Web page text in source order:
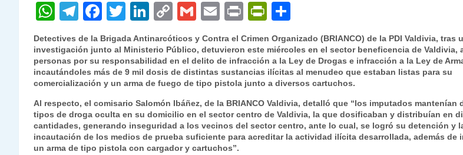
W
h
at
s
A
p
p
T
el
e
gr
a
m
F
a
c
e
b
o
o
k
T
w
itt
er
Li
k
e
dI
n
C
o
p
y
Li
n
k
G
m
ai
l
E
m
ai
l
P
ri
nt
P
ri
nt
Fr
ie
n
dl
y
o
m
p
ar
tir
Detectives de la Brigada Antinarcóticos y Contra el Crimen Organizado (BRIANCO) de la PDI Valdivia, tras
investigación junto al Ministerio Público, detuvieron este miércoles en el sector beneficencia de Valdivia,
personas por su responsabilidad en el delito de infracción a la Ley de Drogas e infracción a la Ley de
incautándoles más de 9 mil dosis de distintas sustancias ilícitas al menudeo que estaban listas para su
comercialización y un arma de fuego de tipo pistola junto a diversos cartuchos.
Al respecto, el comisario Salomón Ibáñez, de la BRIANCO Valdivia, detalló que “los imputados mantenían
tipos de droga oculta en su domicilio en el sector centro de Valdivia, la que dosificaban y distribuían en
cantidades, generando inseguridad a los vecinos del sector centro, ante lo cual, se logró su detención y
incautación de los medios de prueba suficiente para acreditar la actividad ilícita desarrollada, además de
un arma de tipo pistola con cargador y cartuchos”.